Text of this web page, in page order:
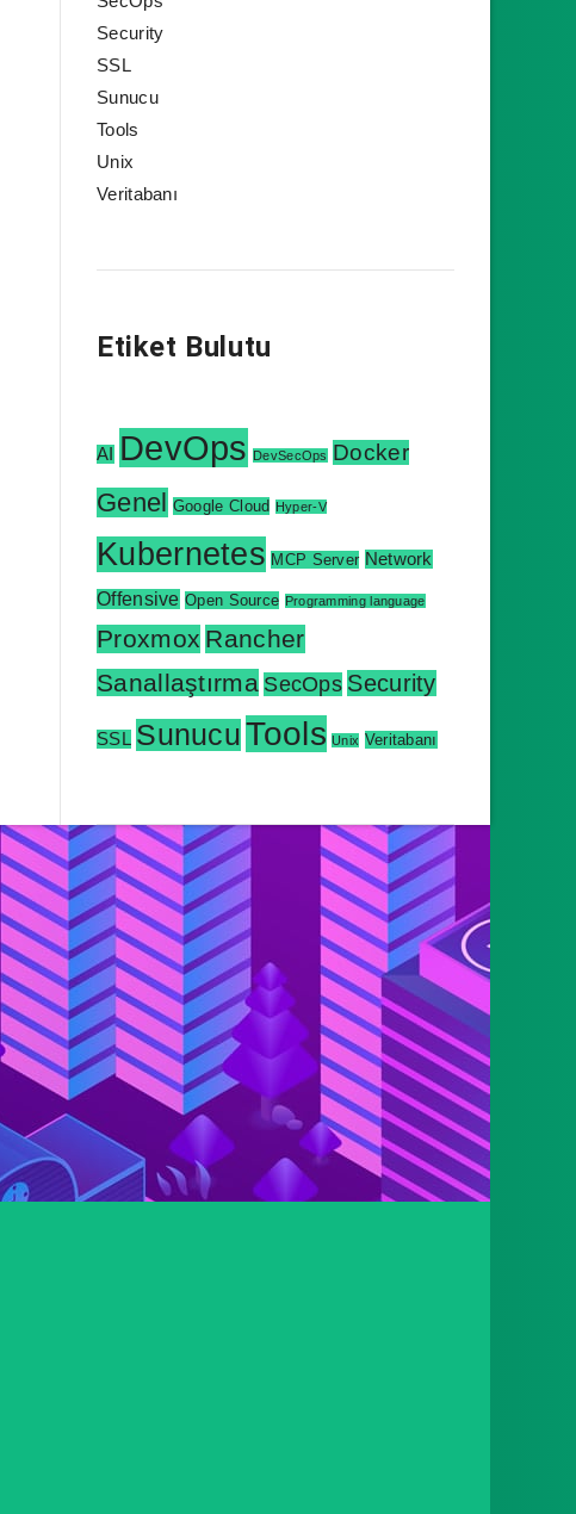
Security
SSL
Sunucu
Tools
Unix
Veritabanı
Etiket Bulutu
AI DevOps DevSecOps Docker
Genel Google Cloud Hyper-V
Kubernetes MCP Server Network
Offensive Open Source Programming language
Proxmox Rancher
Sanallaştırma SecOps Security
SSL SunucuTools Unix Veritabanı